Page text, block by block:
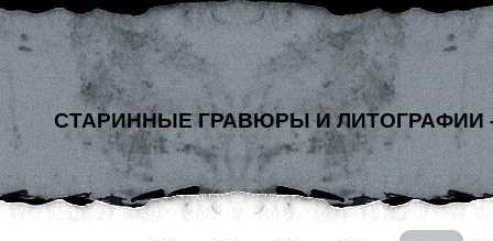
СТАРИННЫЕ ГРАВЮРЫ И ЛИТОГРАФИИ